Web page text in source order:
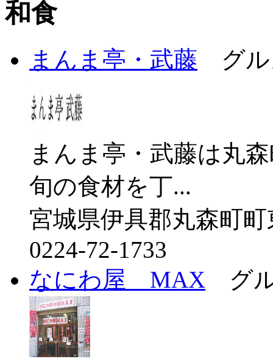
和食
まんま亭・武藤 グル
まんま亭・武藤は丸
旬の食材を丁...
宮城県伊具郡丸森町
0224-72-1733
なにわ屋 MAX グ